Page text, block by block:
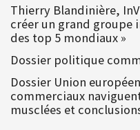
Thierry Blandinière,
créer un grand
des top 5 mondiaux »
Dossier politique
Dossier Union
commerciaux
musclées et